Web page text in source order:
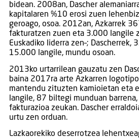
bidean. 2008an, Dascher
kapitalaren %10 erosi zuen
geroago, osoa. 2012an, Azkarrek
fakturatzen zuen eta 3.000 langile
Euskadiko liderra zen–; Dascherrek,
15.000 langile, mundu osoan.
2013ko urtarrilean gauzatu zen
baina 2017ra arte Azkarren
mantendu zituzten kamioietan eta
langile, 87 biltegi munduan
fakturazioa zeukan. Dascher
urtu zen orduan.
Lazkaorekiko deserrotzea